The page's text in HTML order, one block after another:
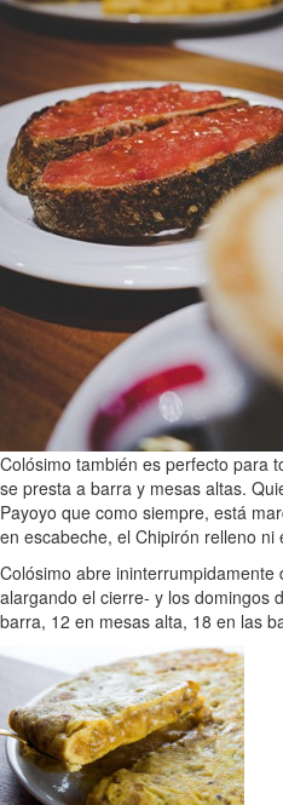
Colósimo también es perfecto para
se presta a barra y mesas altas.
Payoyo que como siempre, está
en escabeche, el Chipirón relleno
Colósimo abre
alargando el cierre- y los domingos
barra, 12 en mesas alta, 18 en las